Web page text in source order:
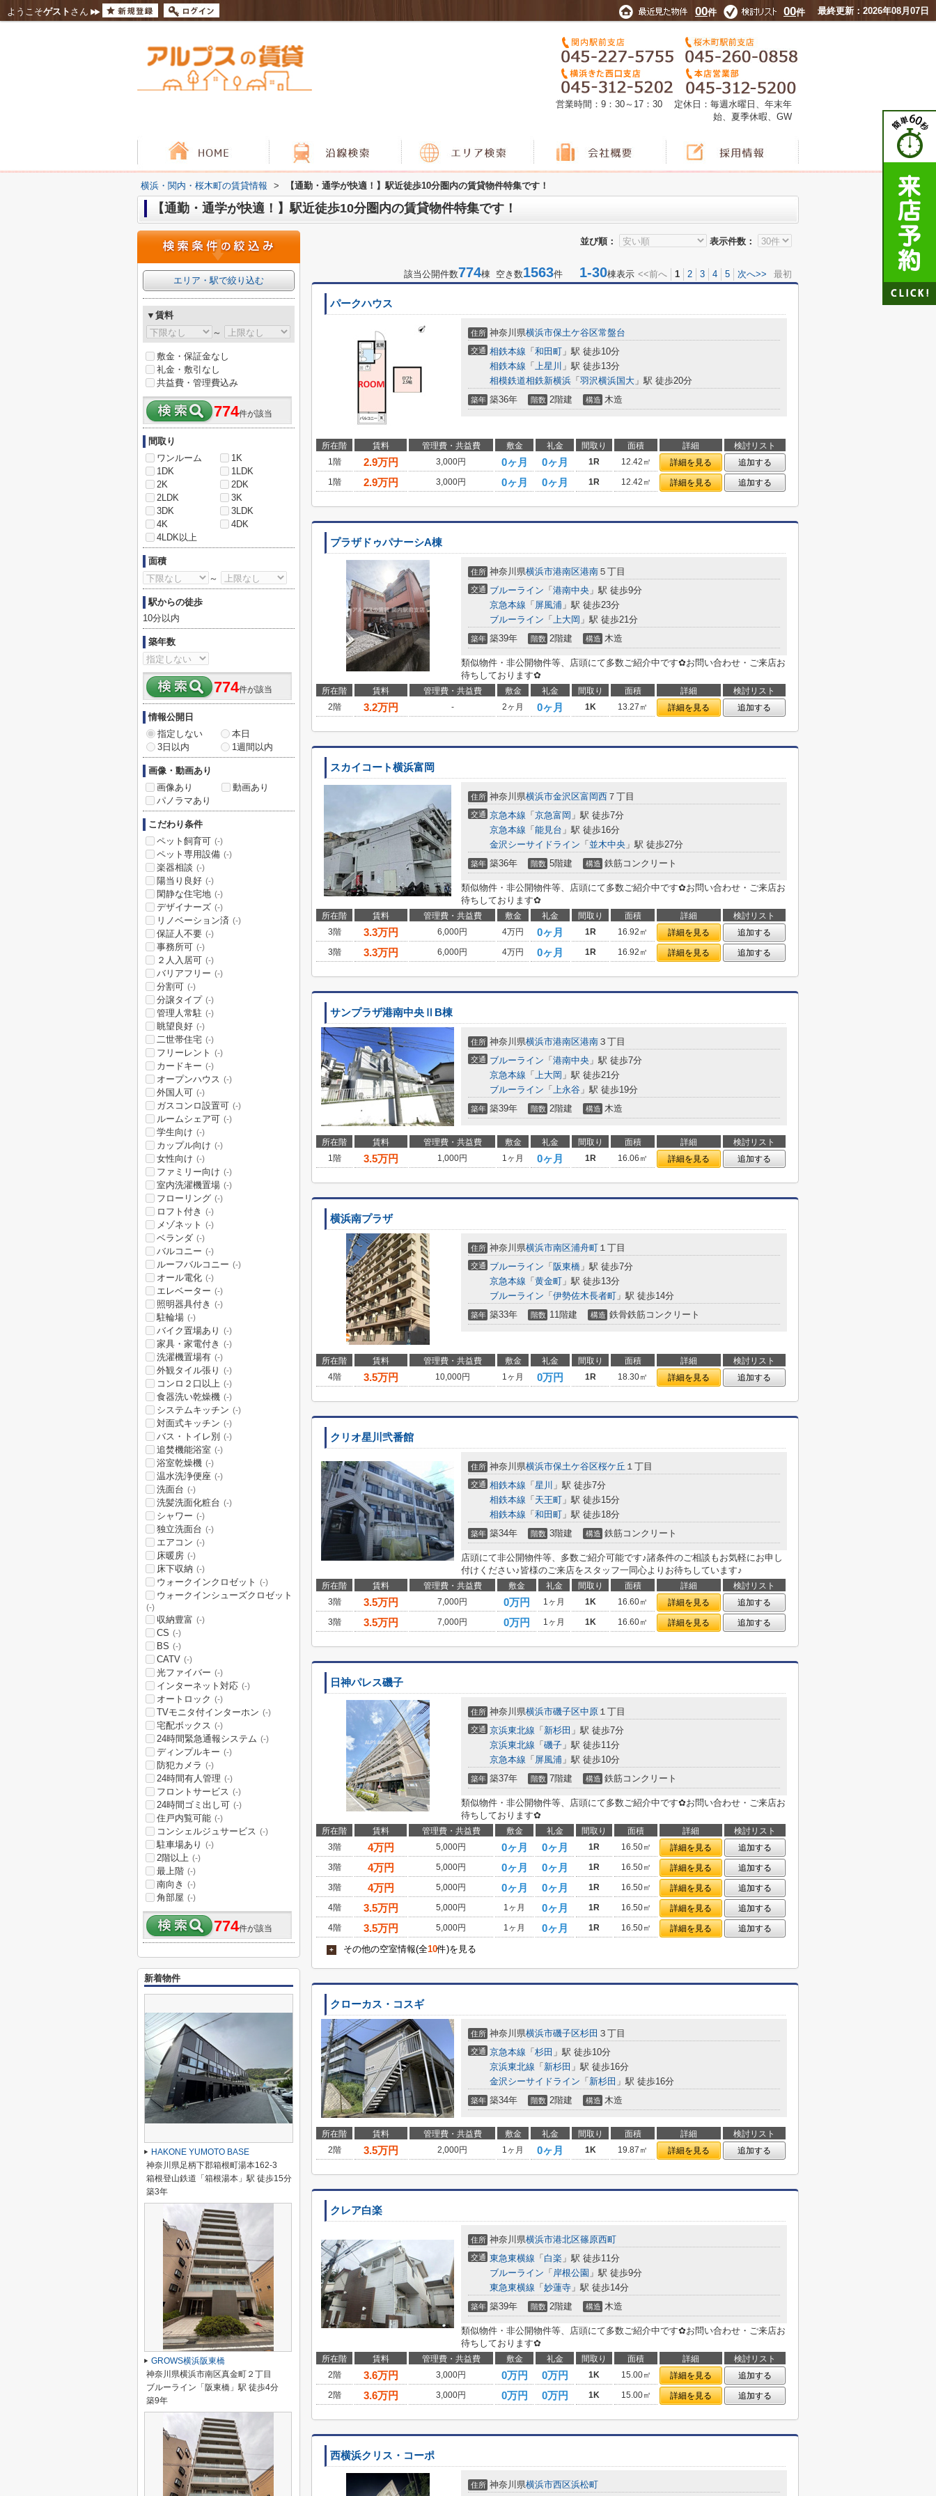
ようこそゲスト さん 00件 00件 最終更新：2026年08月07日
営業時間：9：30～17：30 定休日：毎週水曜日、年末年
始、夏季休暇、GW
横浜・関内・桜木町の賃貸情報 > 【通勤・通学が快適！】駅近徒歩10分圏内の賃貸物件特集です！
【通勤・通学が快適！】駅近徒歩10分圏内の賃貸物件特集です！
並び順： 表示件数：
該当公開件数774棟 空き数1563件 1-30棟表示 <<前へ 1 2 3 4 5 次へ>> 最初
パークハウス
住所 神奈川県横浜市保土ケ谷区常盤台
交通 相鉄本線 「 和田町 」駅 徒歩10分
相鉄本線 「 上星川 」駅 徒歩13分
相模鉄道相鉄新横浜 「 羽沢横浜国大 」駅 徒歩20分
築年 築36年 階数 2階建 構造 木造
所在階 賃料 管理費・共益費 敷金 礼金 間取り 面積 詳細
検討リスト
1階
2.9万円 3,000円 0ヶ月 0ヶ月 1R 12.42㎡ 詳細を見る
追加する
1階
2.9万円 3,000円 0ヶ月 0ヶ月 1R 12.42㎡ 詳細を見る 追加する
プラザドゥパナーシA棟
住所 神奈川県横浜市港南区港南 ５丁目
交通 ブルーライン 「 港南中央 」駅 徒歩9分
京急本線 「 屏風浦 」駅 徒歩23分
ブルーライン 「 上大岡 」駅 徒歩21分
築年 築39年 階数 2階建 構造 木造
類似物件・非公開物件等、店頭にて多数ご紹介中です✿お問い合わせ・ご来店お
待ちしております✿
所在階 賃料 管理費・共益費 敷金 礼金 間取り 面積 詳細
検討リスト
2階
3.2万円 - 2ヶ月 0ヶ月 1K 13.27㎡ 詳細を見る 追加する
スカイコート横浜富岡
住所 神奈川県横浜市金沢区富岡西 ７丁目
交通 京急本線 「 京急富岡 」駅 徒歩7分
京急本線 「 能見台 」駅 徒歩16分
金沢シーサイドライン 「 並木中央 」駅 徒歩27分
築年 築36年 階数 5階建 構造 鉄筋コンクリート
類似物件・非公開物件等、店頭にて多数ご紹介中です✿お問い合わせ・ご来店お
待ちしております✿
所在階 賃料 管理費・共益費 敷金 礼金 間取り 面積 詳細
検討リスト
3階
3.3万円 6,000円 4万円 0ヶ月 1R 16.92㎡ 詳細を見る
追加する
3階
3.3万円 6,000円 4万円 0ヶ月 1R 16.92㎡ 詳細を見る 追加する
サンプラザ港南中央ⅡB棟
住所 神奈川県横浜市港南区港南 ３丁目
交通 ブルーライン 「 港南中央 」駅 徒歩7分
京急本線 「 上大岡 」駅 徒歩21分
ブルーライン 「 上永谷 」駅 徒歩19分
築年 築39年 階数 2階建 構造 木造
所在階 賃料 管理費・共益費 敷金 礼金 間取り 面積 詳細
検討リスト
1階
3.5万円 1,000円 1ヶ月 0ヶ月 1R 16.06㎡ 詳細を見る 追加する
横浜南プラザ
住所 神奈川県横浜市南区浦舟町 １丁目
交通 ブルーライン 「 阪東橋 」駅 徒歩7分
京急本線 「 黄金町 」駅 徒歩13分
ブルーライン 「 伊勢佐木長者町 」駅 徒歩14分
築年 築33年 階数 11階建 構造 鉄骨鉄筋コンクリート
所在階 賃料 管理費・共益費 敷金 礼金 間取り 面積 詳細
検討リスト
4階
3.5万円 10,000円 1ヶ月 0万円 1R 18.30㎡ 詳細を見る 追加する
クリオ星川弐番館
住所 神奈川県横浜市保土ケ谷区桜ケ丘 １丁目
交通 相鉄本線 「 星川 」駅 徒歩7分
相鉄本線 「 天王町 」駅 徒歩15分
相鉄本線 「 和田町 」駅 徒歩18分
築年 築34年 階数 3階建 構造 鉄筋コンクリート
店頭にて非公開物件等、多数ご紹介可能です♪諸条件のご相談もお気軽にお申し
付けください♪皆様のご来店をスタッフ一同心よりお待ちしています♪
所在階 賃料 管理費・共益費 敷金 礼金 間取り 面積 詳細
検討リスト
3階
3.5万円 7,000円 0万円 1ヶ月 1K 16.60㎡ 詳細を見る
追加する
3階
3.5万円 7,000円 0万円 1ヶ月 1K 16.60㎡ 詳細を見る 追加する
日神パレス磯子
住所 神奈川県横浜市磯子区中原 １丁目
交通 京浜東北線 「 新杉田 」駅 徒歩7分
京浜東北線 「 磯子 」駅 徒歩11分
京急本線 「 屏風浦 」駅 徒歩10分
築年 築37年 階数 7階建 構造 鉄筋コンクリート
類似物件・非公開物件等、店頭にて多数ご紹介中です✿お問い合わせ・ご来店お
待ちしております✿
所在階 賃料 管理費・共益費 敷金 礼金 間取り 面積 詳細
検討リスト
3階
4万円 5,000円 0ヶ月 0ヶ月 1R 16.50㎡ 詳細を見る
追加する
3階
4万円 5,000円 0ヶ月 0ヶ月 1R 16.50㎡ 詳細を見る
追加する
3階
4万円 5,000円 0ヶ月 0ヶ月 1R 16.50㎡ 詳細を見る
追加する
4階
3.5万円 5,000円 1ヶ月 0ヶ月 1R 16.50㎡ 詳細を見る
追加する
4階
3.5万円 5,000円 1ヶ月 0ヶ月 1R 16.50㎡ 詳細を見る 追加する
+ その他の空室情報(全10件)を見る
クローカス・コスギ
住所 神奈川県横浜市磯子区杉田 ３丁目
交通 京急本線 「 杉田 」駅 徒歩10分
京浜東北線 「 新杉田 」駅 徒歩16分
金沢シーサイドライン 「 新杉田 」駅 徒歩16分
築年 築34年 階数 2階建 構造 木造
所在階 賃料 管理費・共益費 敷金 礼金 間取り 面積 詳細
検討リスト
2階
3.5万円 2,000円 1ヶ月 0ヶ月 1K 19.87㎡ 詳細を見る 追加する
クレア白楽
住所 神奈川県横浜市港北区篠原西町
交通 東急東横線 「 白楽 」駅 徒歩11分
ブルーライン 「 岸根公園 」駅 徒歩9分
東急東横線 「 妙蓮寺 」駅 徒歩14分
築年 築39年 階数 2階建 構造 木造
類似物件・非公開物件等、店頭にて多数ご紹介中です✿お問い合わせ・ご来店お
待ちしております✿
所在階 賃料 管理費・共益費 敷金 礼金 間取り 面積 詳細
検討リスト
2階
3.6万円 3,000円 0万円 0万円 1K 15.00㎡ 詳細を見る
追加する
2階
3.6万円 3,000円 0万円 0万円 1K 15.00㎡ 詳細を見る 追加する
西横浜クリス・コーポ
住所 神奈川県横浜市西区浜松町
エリア・駅で絞り込む
▼賃料
～
敷金・保証金なし
礼金・敷引なし
共益費・管理費込み
774件が該当
間取り
ワンルーム
1K
1DK
1LDK
2K
2DK
2LDK
3K
3DK
3LDK
4K
4DK
4LDK以上
面積
～
駅からの徒歩
10分以内
築年数
774件が該当
情報公開日
指定しない
本日
3日以内
1週間以内
画像・動画あり
画像あり
動画あり
パノラマあり
こだわり条件
ペット飼育可 (-)
ペット専用設備 (-)
楽器相談 (-)
陽当り良好 (-)
閑静な住宅地 (-)
デザイナーズ (-)
リノベーション済 (-)
保証人不要 (-)
事務所可 (-)
２人入居可 (-)
バリアフリー (-)
分割可 (-)
分譲タイプ (-)
管理人常駐 (-)
眺望良好 (-)
二世帯住宅 (-)
フリーレント (-)
カードキー (-)
オープンハウス (-)
外国人可 (-)
ガスコンロ設置可 (-)
ルームシェア可 (-)
学生向け (-)
カップル向け (-)
女性向け (-)
ファミリー向け (-)
室内洗濯機置場 (-)
フローリング (-)
ロフト付き (-)
メゾネット (-)
ベランダ (-)
バルコニー (-)
ルーフバルコニー (-)
オール電化 (-)
エレベーター (-)
照明器具付き (-)
駐輪場 (-)
バイク置場あり (-)
家具・家電付き (-)
洗濯機置場有 (-)
外観タイル張り (-)
コンロ２口以上 (-)
食器洗い乾燥機 (-)
システムキッチン (-)
対面式キッチン (-)
バス・トイレ別 (-)
追焚機能浴室 (-)
浴室乾燥機 (-)
温水洗浄便座 (-)
洗面台 (-)
洗髪洗面化粧台 (-)
シャワー (-)
独立洗面台 (-)
エアコン (-)
床暖房 (-)
床下収納 (-)
ウォークインクロゼット (-)
ウォークインシューズクロゼット
(-)
収納豊富 (-)
CS (-)
BS (-)
CATV (-)
光ファイバー (-)
インターネット対応 (-)
オートロック (-)
TVモニタ付インターホン (-)
宅配ボックス (-)
24時間緊急通報システム (-)
ディンプルキー (-)
防犯カメラ (-)
24時間有人管理 (-)
フロントサービス (-)
24時間ゴミ出し可 (-)
住戸内覧可能 (-)
コンシェルジュサービス (-)
駐車場あり (-)
2階以上 (-)
最上階 (-)
南向き (-)
角部屋 (-)
774件が該当
新着物件
HAKONE YUMOTO BASE
神奈川県足柄下郡箱根町湯本162-3
箱根登山鉄道「箱根湯本」駅 徒歩15分
築3年
GROWS横浜阪東橋
神奈川県横浜市南区真金町２丁目
ブルーライン「阪東橋」駅 徒歩4分
築9年